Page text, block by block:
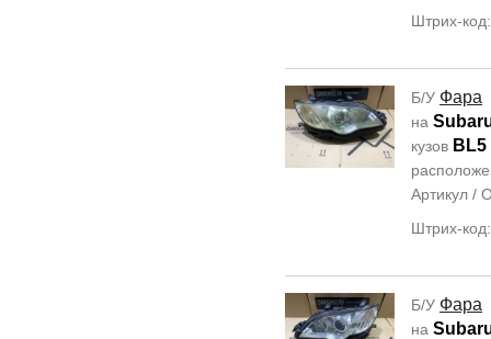
Штрих-
Б/У Фара
на
кузов BL5
Артикул /
Штрих-
Б/У Фара
на